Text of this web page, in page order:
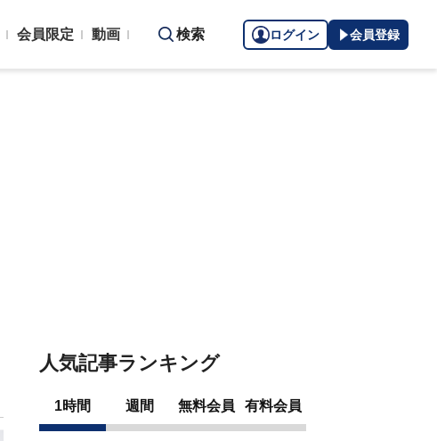
会員限定 動画 検索 ログイン 会員登録
人気記事ランキング
1時間 週間 無料会員 有料会員